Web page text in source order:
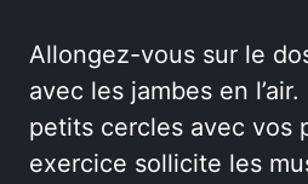
Allongez-vous sur le
avec les jambes en
petits cercles avec vos
exercice sollicite les